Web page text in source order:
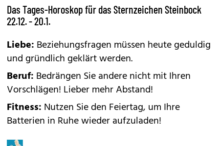
Das Tages-Horoskop für das Sternzeichen Steinbock
22.12. - 20.1.
Liebe: Beziehungsfragen müssen heute geduldig
und gründlich geklärt werden.
Beruf: Bedrängen Sie andere nicht mit Ihren
Vorschlägen! Lieber mehr Abstand!
Fitness: Nutzen Sie den Feiertag, um Ihre
Batterien in Ruhe wieder aufzuladen!